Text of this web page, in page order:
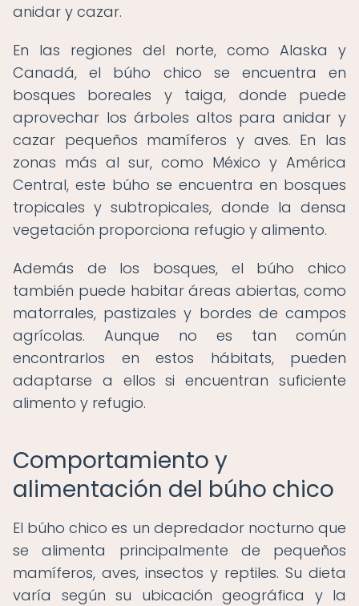
anidar y cazar.
En las regiones del norte, como Alaska y
Canadá, el búho chico se encuentra en
bosques boreales y taiga, donde puede
aprovechar los árboles altos para anidar y
cazar pequeños mamíferos y aves. En las
zonas más al sur, como México y América
Central, este búho se encuentra en bosques
tropicales y subtropicales, donde la densa
vegetación proporciona refugio y alimento.
Además de los bosques, el búho chico
también puede habitar áreas abiertas, como
matorrales, pastizales y bordes de campos
agrícolas. Aunque no es tan común
encontrarlos en estos hábitats, pueden
adaptarse a ellos si encuentran suficiente
alimento y refugio.
Comportamiento y
alimentación del búho chico
El búho chico es un depredador nocturno que
se alimenta principalmente de pequeños
mamíferos, aves, insectos y reptiles. Su dieta
varía según su ubicación geográfica y la